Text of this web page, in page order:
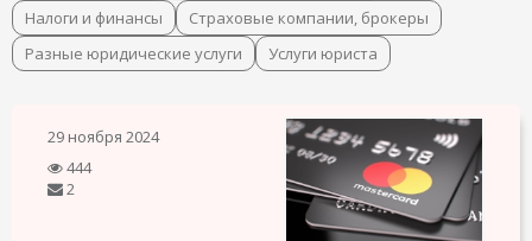
Налоги и финансы
Страховые компании, брокеры
Разные юридические услуги
Услуги юриста
29 ноября 2024
444
2